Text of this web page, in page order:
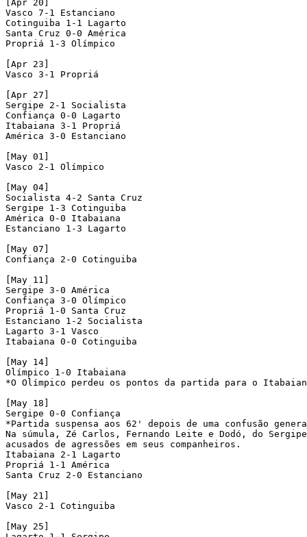
[Apr 20]
Vasco 7-1 Estanciano
Cotinguiba 1-1 Lagarto
Santa Cruz 0-0 América
Propriá 1-3 Olímpico
[Apr 23]
Vasco 3-1 Propriá
[Apr 27]
Sergipe 2-1 Socialista
Confiança 0-0 Lagarto
Itabaiana 3-1 Propriá
América 3-0 Estanciano
[May 01]
Vasco 2-1 Olímpico
[May 04]
Socialista 4-2 Santa Cruz
Sergipe 1-3 Cotinguiba
América 0-0 Itabaiana
Estanciano 1-3 Lagarto
[May 07]
Confiança 2-0 Cotinguiba
[May 11]
Sergipe 3-0 América
Confiança 3-0 Olímpico
Propriá 1-0 Santa Cruz
Estanciano 1-2 Socialista
Lagarto 3-1 Vasco
Itabaiana 0-0 Cotinguiba
[May 14]
Olímpico 1-0 Itabaiana
*O Olímpico perdeu os pontos da partida para o
[May 18]
Sergipe 0-0 Confiança
*Partida suspensa aos 62' depois de uma confusão
Na súmula, Zé Carlos, Fernando Leite e Dodó, do
acusados de agressões em seus companheiros.
Itabaiana 2-1 Lagarto
Propriá 1-1 América
Santa Cruz 2-0 Estanciano
[May 21]
Vasco 2-1 Cotinguiba
[May 25]